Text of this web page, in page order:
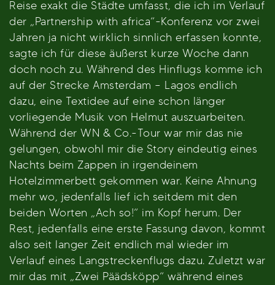
Reise exakt die Städte umfasst, die ich im Verlauf
der „Partnership with africa“-Konferenz vor zwei
Jahren ja nicht wirklich sinnlich erfassen konnte,
sagte ich für diese äußerst kurze Woche dann
doch noch zu. Während des Hinflugs komme ich
auf der Strecke Amsterdam – Lagos endlich
dazu, eine Textidee auf eine schon länger
vorliegende Musik von Helmut auszuarbeiten.
Während der WN & Co.-Tour war mir das nie
gelungen, obwohl mir die Story eindeutig eines
Nachts beim Zappen in irgendeinem
Hotelzimmerbett gekommen war. Keine Ahnung
mehr wo, jedenfalls lief ich seitdem mit den
beiden Worten „Ach so!“ im Kopf herum. Der
Rest, jedenfalls eine erste Fassung davon, kommt
also seit langer Zeit endlich mal wieder im
Verlauf eines Langstreckenflugs dazu. Zuletzt war
mir das mit „Zwei Päädsköpp“ während eines